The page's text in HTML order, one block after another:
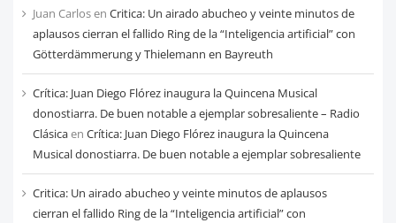
Juan Carlosen Critica: Un airado abucheo y veinte minutos de
aplausos cierran el fallido Ring de la “Inteligencia artificial” con
Götterdämmerung y Thielemann en Bayreuth
Crítica: Juan Diego Flórez inaugura la Quincena Musical
donostiarra. De buen notable a ejemplar sobresaliente – Radio
Clásicaen Crítica: Juan Diego Flórez inaugura la Quincena
Musical donostiarra. De buen notable a ejemplar sobresaliente
Critica: Un airado abucheo y veinte minutos de aplausos
cierran el fallido Ring de la “Inteligencia artificial” con